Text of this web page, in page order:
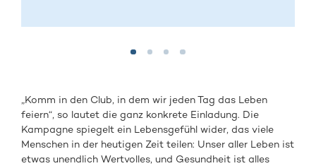
„Komm in den Club, in dem wir jeden Tag das Leben
feiern“, so lautet die ganz konkrete Einladung. Die
Kampagne spiegelt ein Lebensgefühl wider, das viele
Menschen in der heutigen Zeit teilen: Unser aller Leben ist
etwas unendlich Wertvolles, und Gesundheit ist alles